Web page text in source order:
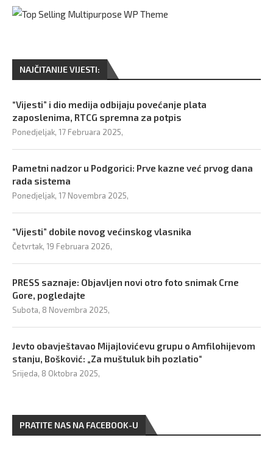
NAJČITANIJE VIJESTI:
“Vijesti” i dio medija odbijaju povećanje plata
zaposlenima, RTCG spremna za potpis
Ponedjeljak, 17 Februara 2025,
Pametni nadzor u Podgorici: Prve kazne već prvog dana
rada sistema
Ponedjeljak, 17 Novembra 2025,
“Vijesti” dobile novog većinskog vlasnika
Četvrtak, 19 Februara 2026,
PRESS saznaje: Objavljen novi otro foto snimak Crne
Gore, pogledajte
Subota, 8 Novembra 2025,
Jevto obavještavao Mijajlovićevu grupu o Amfilohijevom
stanju, Bošković: „Za muštuluk bih pozlatio“
Srijeda, 8 Oktobra 2025,
PRATITE NAS NA FACEBOOK-U